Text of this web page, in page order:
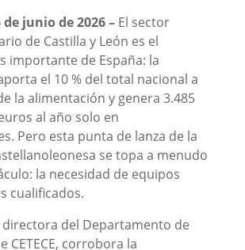
junio de 2026 – El sector
de Castilla y León es el
importante de España: la
el 10 % del total nacional a
la alimentación y genera 3.485
al año solo en
Pero esta punta de lanza de la
se topa a menudo
la necesidad de equipos
cualificados.
directora del Departamento de
CETECE, corrobora la